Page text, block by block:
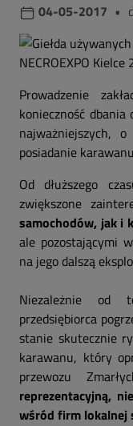
04-05-2017 •
Prowadzenie
konieczność dbania
najważniejszych,
posiadanie
Od dłuższego
zwiększone
samochodów, jak i
ale pozostającymi
na jego dalszą
Niezależnie od
przedsiębiorca
stanie skutecznie
karawanu, który
przewozu
reprezentacyjną,
wśród firm lokalnej